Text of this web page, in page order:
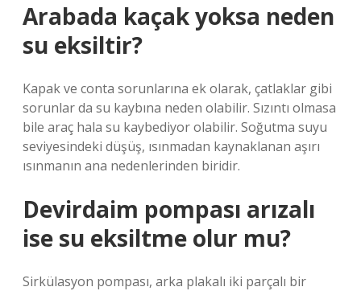
Arabada kaçak yoksa neden
su eksiltir?
Kapak ve conta sorunlarına ek olarak, çatlaklar gibi
sorunlar da su kaybına neden olabilir. Sızıntı olmasa
bile araç hala su kaybediyor olabilir. Soğutma suyu
seviyesindeki düşüş, ısınmadan kaynaklanan aşırı
ısınmanın ana nedenlerinden biridir.
Devirdaim pompası arızalı
ise su eksiltme olur mu?
Sirkülasyon pompası, arka plakalı iki parçalı bir